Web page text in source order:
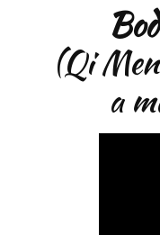
(Qi
a